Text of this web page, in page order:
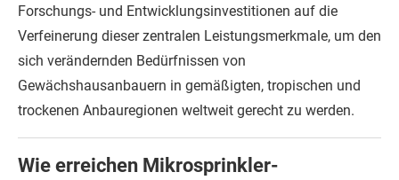
Forschungs- und Entwicklungsinvestitionen auf die
Verfeinerung dieser zentralen Leistungsmerkmale, um den
sich verändernden Bedürfnissen von
Gewächshausanbauern in gemäßigten, tropischen und
trockenen Anbauregionen weltweit gerecht zu werden.
Wie erreichen Mikrosprinkler-